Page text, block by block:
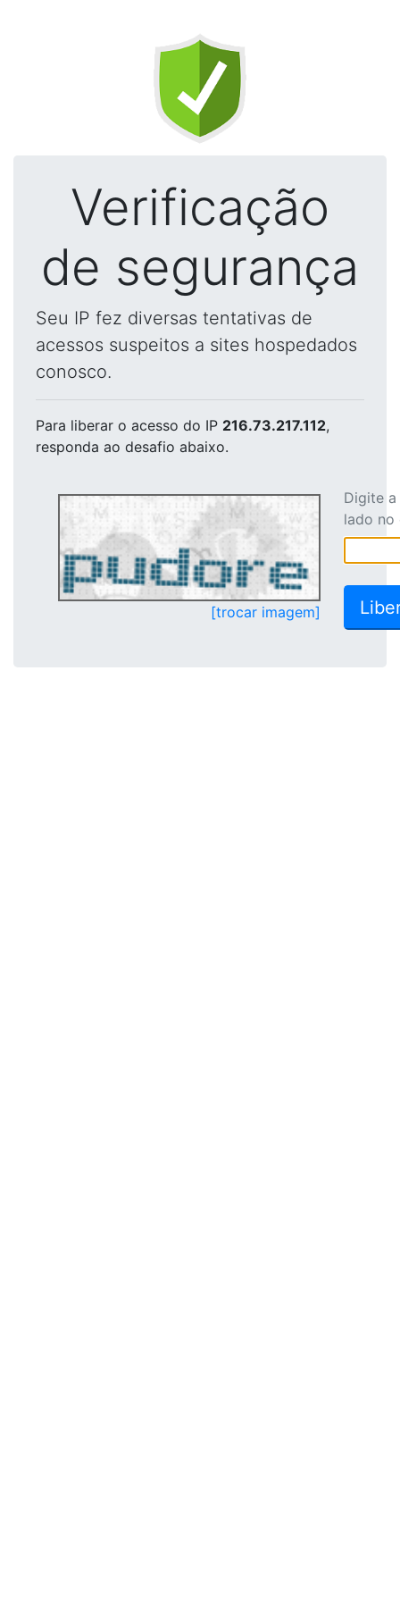
Verificação
de segurança
Seu IP fez diversas tentativas de
acessos suspeitos a sites hospedados
conosco.
Para liberar o acesso do IP 216.73.217.112,
responda ao desafio abaixo.
[trocar imagem]
Digite
lado no